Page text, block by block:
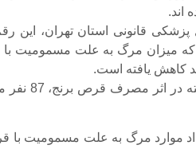
اند.
پزشکی قانونی استان تهران، این